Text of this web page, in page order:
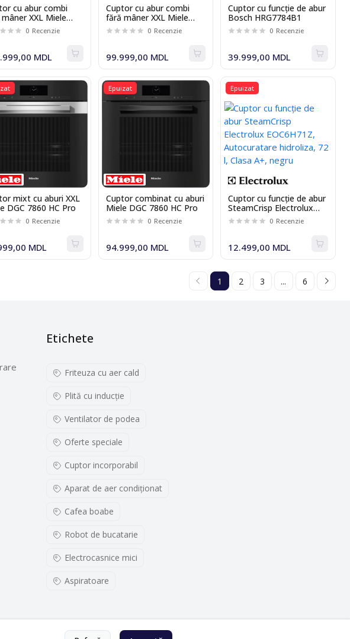
cu abur combi
XXL Miele
7865 HCX Pro
0 Recenzie
MDL
Cuptor cu abur combi
fără mâner XXL Miele
DGC 7860 HCX Pro Bej
perlă
0 Recenzie
99.999,00 MDL
Cuptor cu funcție de abur
Bosch HRG7784B1
0 Recenzie
39.999,00 MDL
mixt cu aburi XXL
DGC 7860 HC Pro
0 Recenzie
MDL
Epuizat
Cuptor combinat cu aburi
Miele DGC 7860 HC Pro
0 Recenzie
94.999,00 MDL
Epuizat
Cuptor cu funcție de abur
SteamCrisp Electrolux
EOC6H71Z, Autocuratare
hidroliza, 72 l, Clasa A+,
0 Recenzie
12.499,00 MDL
1 2 3 ... 6
Etichete
Friteuza cu aer cald
Plită cu inducţie
Ventilator de podea
Oferte speciale
Cuptor incorporabil
Aparat de aer condiționat
Cafea boabe
Robot de bucatarie
Electrocasnice mici
Aspiratoare